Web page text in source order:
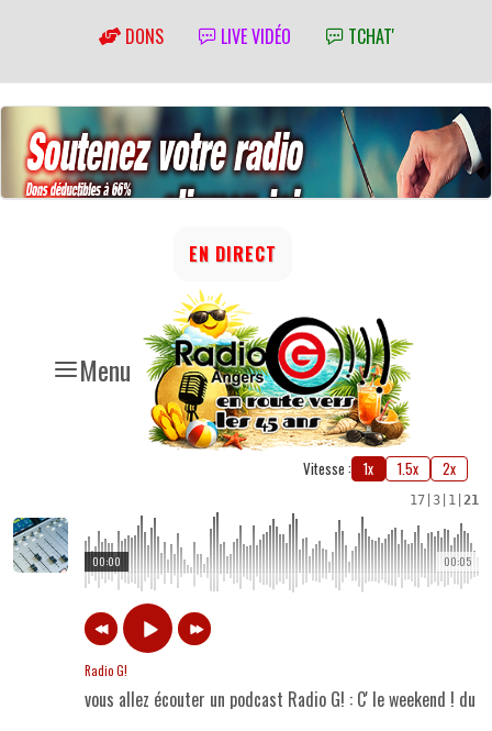
DONS LIVE VIDÉO TCHAT'
Menu
EN DIRECT
Vitesse : 1x 1.5x 2x
17 3 1 21
00:05
00:00
Radio G!
vous allez écouter un podcast Radio G! : C' le weekend ! du